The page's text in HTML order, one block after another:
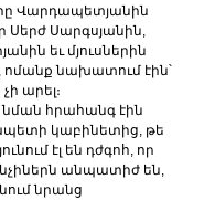
Վարդապետյանին
Սերժ Սարգսյանին,
եւ մյուսներին
ոմանք նախատում էին՝
չի արել։
հրահանգ էին
կաբինետից, թե
էլ են դժգոհ, որ
անպատիժ են,
նրանց